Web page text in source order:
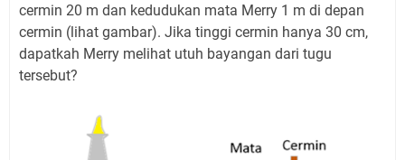
cermin 20 m dan kedudukan mata Merry 1 m di depan
cermin (lihat gambar). Jika tinggi cermin hanya 30 cm,
dapatkah Merry melihat utuh bayangan dari tugu
tersebut?